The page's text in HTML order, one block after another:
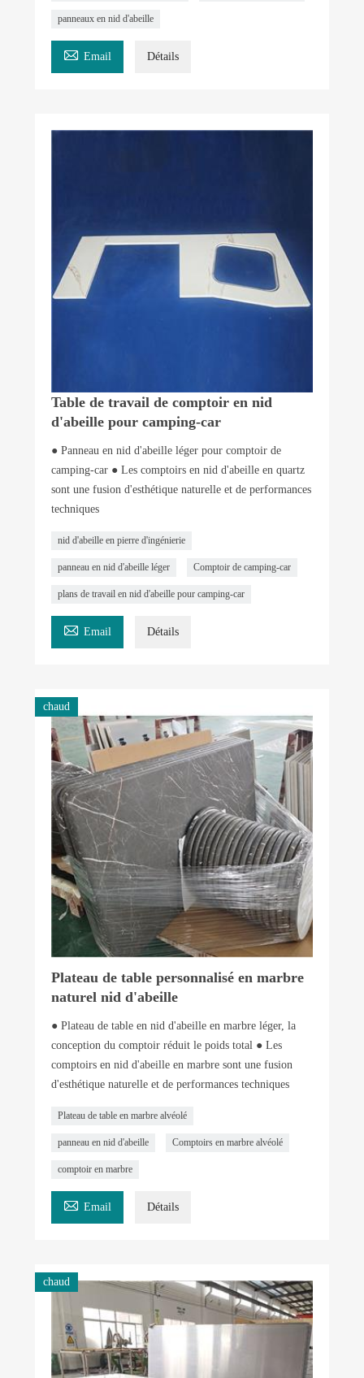
panneaux en nid d'abeille
 Email Détails
Table de travail de comptoir en nid
d'abeille pour camping-car
● Panneau en nid d'abeille léger pour comptoir de
camping-car ● Les comptoirs en nid d'abeille en quartz
sont une fusion d'esthétique naturelle et de performances
techniques
nid d'abeille en pierre d'ingénierie
panneau en nid d'abeille léger Comptoir de camping-car
plans de travail en nid d'abeille pour camping-car
 Email Détails
chaud
Plateau de table personnalisé en marbre
naturel nid d'abeille
● Plateau de table en nid d'abeille en marbre léger, la
conception du comptoir réduit le poids total ● Les
comptoirs en nid d'abeille en marbre sont une fusion
d'esthétique naturelle et de performances techniques
Plateau de table en marbre alvéolé
panneau en nid d'abeille Comptoirs en marbre alvéolé
comptoir en marbre
 Email Détails
chaud